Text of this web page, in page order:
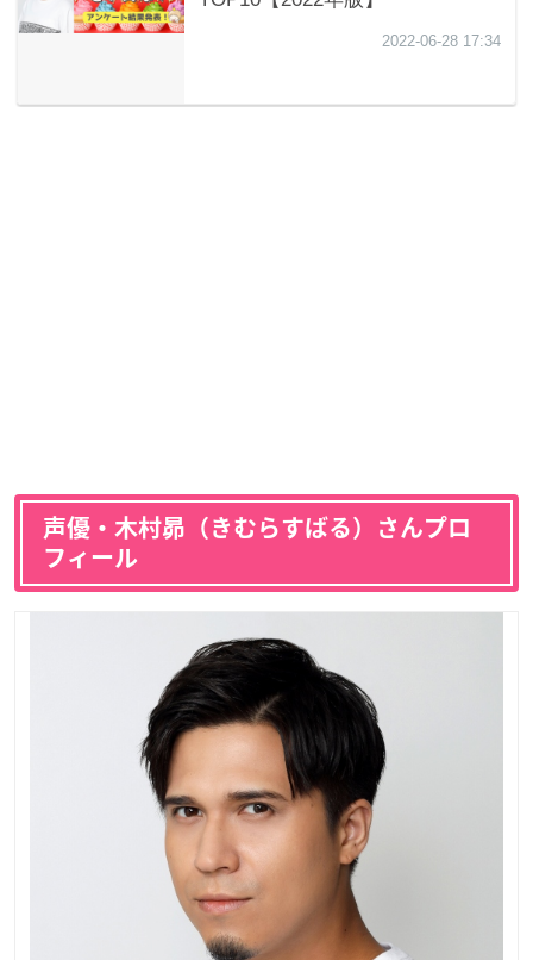
声優・木村昴（きむらすばる）さんプロ
フィール